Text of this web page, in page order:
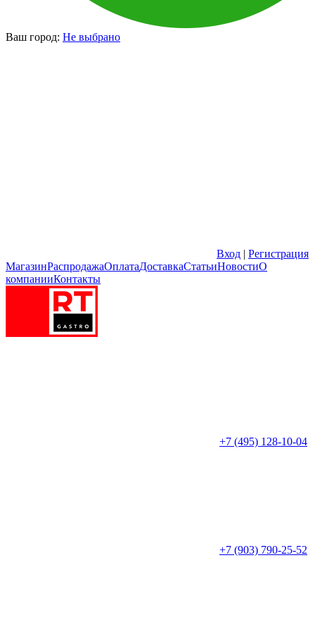
Ваш город: Не выбрано
Вход | Регистрация
МагазинРаспродажаОплатаДоставкаСтатьиНовостиО
компанииКонтакты
+7 (495) 128-10-04
+7 (903) 790-25-52